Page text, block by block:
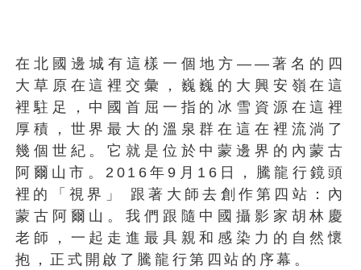
在北國邊城有這樣一個地方——著名的四
大草原在這裡交彙，巍巍的大興安嶺在這
裡駐足，中國首屈一指的冰雪資源在這裡
厚積，世界最大的溫泉群在這在裡流淌了
幾個世紀。它就是位於中蒙邊界的內蒙古
阿爾山市。2016年9月16日，騰龍行鏡頭
裡的「視界」 跟著大師去創作第四站：內
蒙古阿爾山。我們跟隨中國攝影家胡林慶
老師，一起走進最具親和感染力的自然懷
抱，正式開啟了騰龍行第四站的序幕。